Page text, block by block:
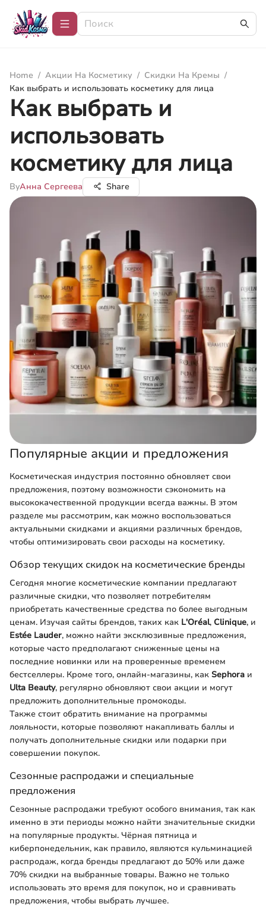
Home / Акции На Косметику / Скидки На Кремы /
Как выбрать и использовать косметику для лица
Как выбрать и
использовать
косметику для лица
ByАнна Сергеева Share
Популярные акции и предложения
Косметическая индустрия постоянно обновляет свои
предложения, поэтому возможности сэкономить на
высококачественной продукции всегда важны. В этом
разделе мы рассмотрим, как можно воспользоваться
актуальными скидками и акциями различных брендов,
чтобы оптимизировать свои расходы на косметику.
Обзор текущих скидок на косметические бренды
Сегодня многие косметические компании предлагают
различные скидки, что позволяет потребителям
приобретать качественные средства по более выгодным
ценам. Изучая сайты брендов, таких как L'Oréal, Clinique, и
Estée Lauder, можно найти эксклюзивные предложения,
которые часто предполагают сниженные цены на
последние новинки или на проверенные временем
бестселлеры. Кроме того, онлайн-магазины, как Sephora и
Ulta Beauty, регулярно обновляют свои акции и могут
предложить дополнительные промокоды.
Также стоит обратить внимание на программы
лояльности, которые позволяют накапливать баллы и
получать дополнительные скидки или подарки при
совершении покупок.
Сезонные распродажи и специальные
предложения
Сезонные распродажи требуют особого внимания, так как
именно в эти периоды можно найти значительные скидки
на популярные продукты. Чёрная пятница и
киберпонедельник, как правило, являются кульминацией
распродаж, когда бренды предлагают до 50% или даже
70% скидки на выбранные товары. Важно не только
использовать это время для покупок, но и сравнивать
предложения, чтобы выбрать лучшее.